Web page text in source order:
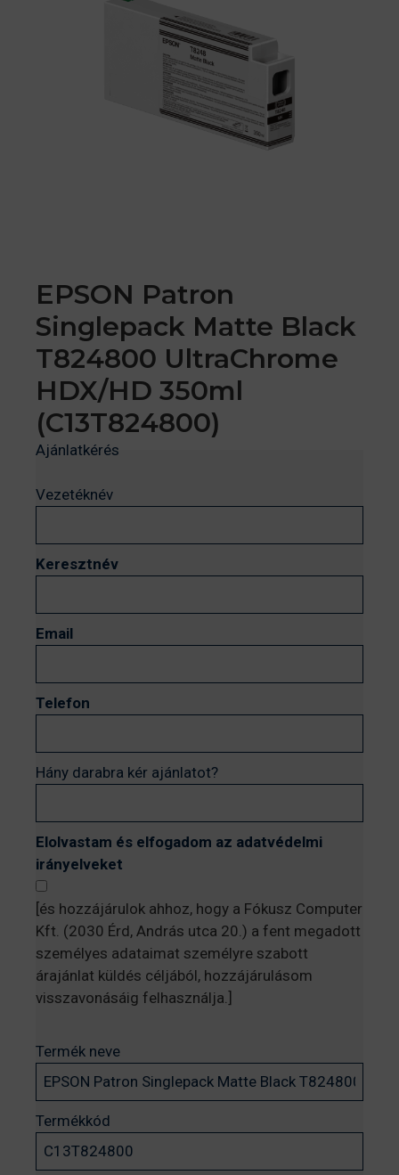
EPSON Patron
Singlepack Matte Black
T824800 UltraChrome
HDX/HD 350ml
(C13T824800)
Ajánlatkérés
Vezetéknév
Keresztnév
Email
Telefon
Hány darabra kér ajánlatot?
Elolvastam és elfogadom az adatvédelmi
irányelveket
[és hozzájárulok ahhoz, hogy a Fókusz Computer
Kft. (2030 Érd, András utca 20.) a fent megadott
személyes adataimat személyre szabott
árajánlat küldés céljából, hozzájárulásom
visszavonásáig felhasználja.]
Termék neve
Termékkód